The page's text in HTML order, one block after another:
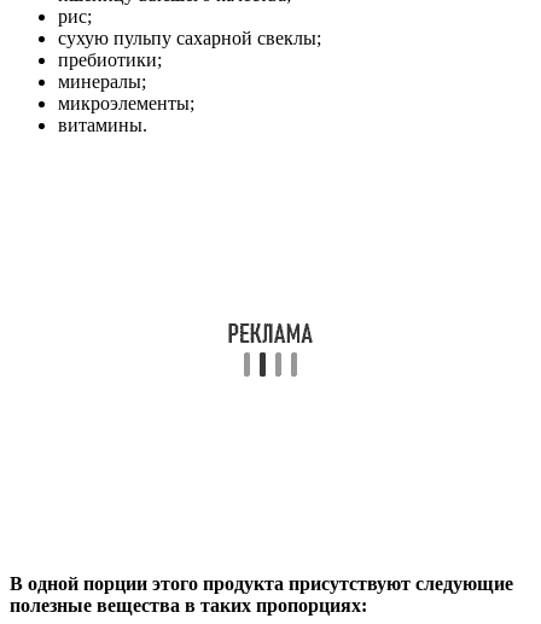
рис;
сухую пульпу сахарной свеклы;
пребиотики;
минералы;
микроэлементы;
витамины.
В одной порции этого продукта присутствуют следующие
полезные вещества в таких пропорциях: